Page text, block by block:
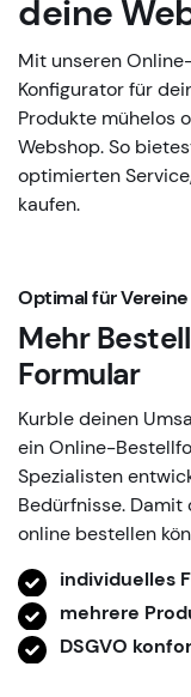
deine
Mit unseren
Konfigurator für
Produkte mühelos
Webshop. So
optimierten
kaufen.
Optimal für Vereine
Mehr
Formular
Kurble deinen
ein Online-
Spezialisten
Bedürfnisse. Damit
online bestellen
individuelles
mehrere
DSGVO